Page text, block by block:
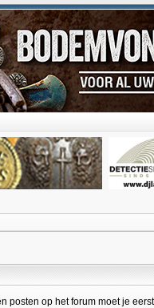
posten op het forum moet je